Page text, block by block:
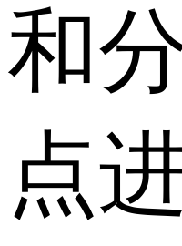
和
点